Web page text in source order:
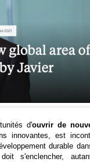
d'ouvrir de
innovantes, est
durable
s'enclencher,